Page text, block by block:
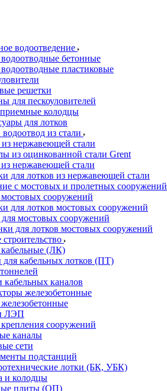
водоотведение
бетонные
пластиковые
решетки
для пескоуловителей
колодцы
для лотков
из стали
нержавеющей стали
из оцинкованной стали Grent
нержавеющей стали
для лотков из нержавеющей стали
с мостовых и пролетных сооружений
сооружений
для лотков мостовых сооружений
мостовых сооружений
для лотков мостовых сооружений
(ЛК)
кабельных лотков (ПТ)
кабельных каналов
железобетонные
ЛЭП
сооружений
каналы
сети
подстанций
лотки (БК, УБК)
и колодцы
плиты (ОП)